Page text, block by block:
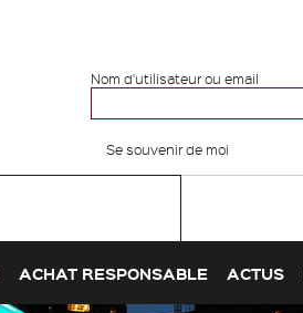
Nom d'utilisateur ou email
Se souvenir de moi
ACHAT RESPONSABLE ACTUS